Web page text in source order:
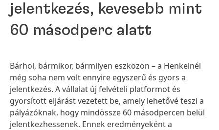
jelentkezés, kevesebb mint
60 másodperc alatt
Bárhol, bármikor, bármilyen eszközön – a Henkelnél
még soha nem volt ennyire egyszerű és gyors a
jelentkezés. A vállalat új felvételi platformot és
gyorsított eljárást vezetett be, amely lehetővé teszi a
pályázóknak, hogy mindössze 60 másodpercen belül
jelentkezhessenek. Ennek eredményeként a